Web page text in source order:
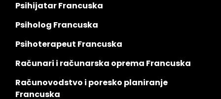
Psihijatar Francuska
Psiholog Francuska
Psihoterapeut Francuska
Računari i računarska oprema Francuska
Računovodstvo i poresko planiranje
Francuska